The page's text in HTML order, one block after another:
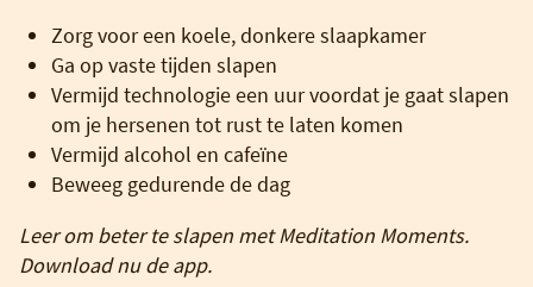
Zorg voor een koele, donkere slaapkamer
Ga op vaste tijden slapen
Vermijd technologie een uur voordat je gaat slapen
om je hersenen tot rust te laten komen
Vermijd alcohol en cafeïne
Beweeg gedurende de dag
Leer om beter te slapen met Meditation Moments.
Download nu de app.